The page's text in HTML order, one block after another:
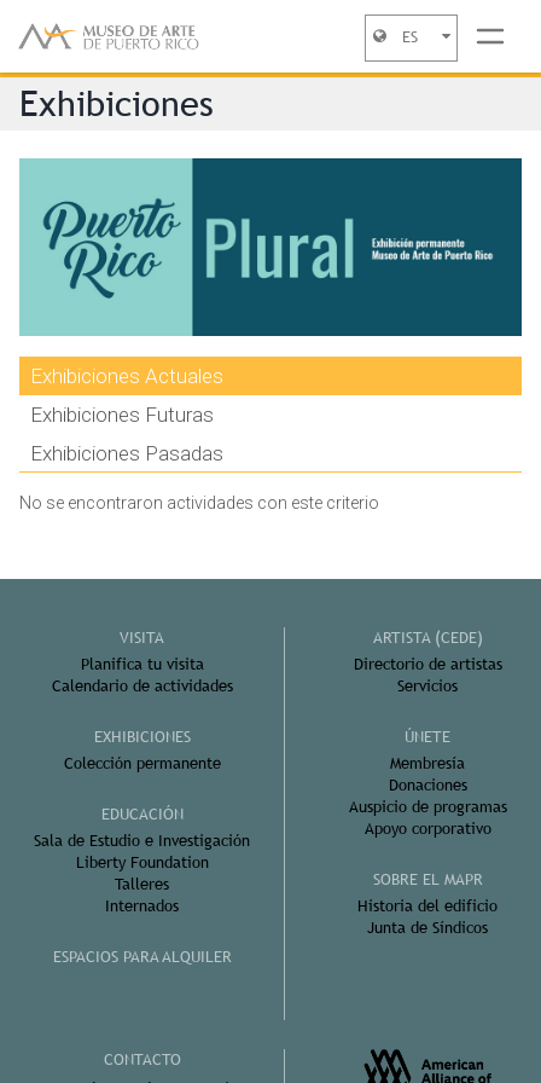
ES
Exhibiciones
Exhibiciones Actuales
Exhibiciones Futuras
Exhibiciones Pasadas
No se encontraron actividades con este criterio
VISITA
Planifica tu visita
Calendario de actividades
EXHIBICIONES
Colección permanente
EDUCACIÓN
Sala de Estudio e Investigación
Liberty Foundation
Talleres
Internados
ESPACIOS PARA ALQUILER
ARTISTA (CEDE)
Directorio de artistas
Servicios
ÚNETE
Membresía
Donaciones
Auspicio de programas
Apoyo corporativo
SOBRE EL MAPR
Historia del edificio
Junta de Síndicos
CONTACTO